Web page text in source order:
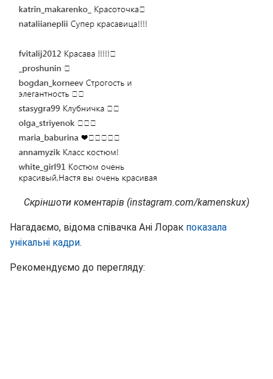
Скріншоти коментарів (instagram.com/kamenskux)
Нагадаємо, відома співачка Ані Лорак показала
унікальні кадри.
Рекомендуємо до перегляду: